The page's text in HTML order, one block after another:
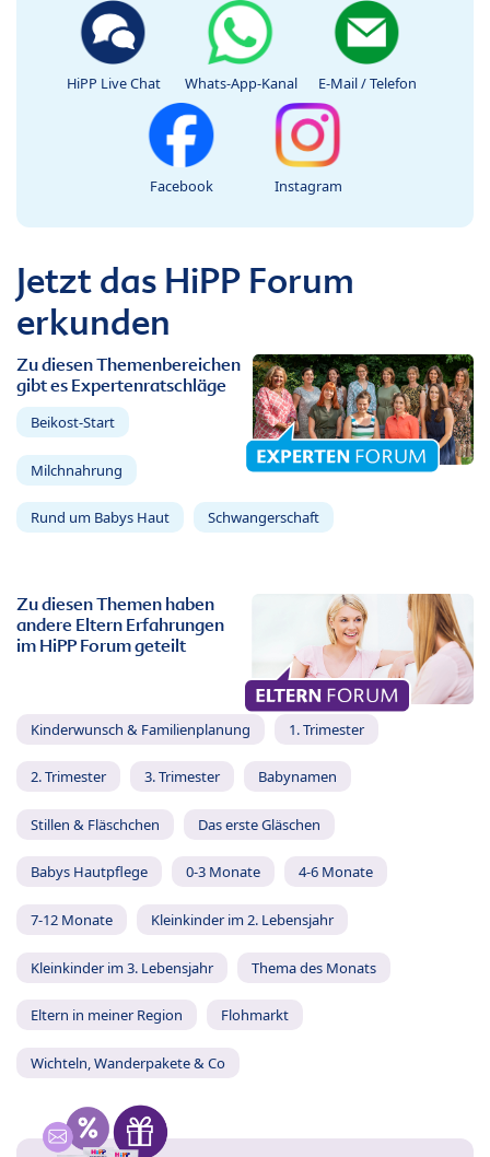
HiPP Live Chat Whats-App-Kanal E-Mail / Telefon
Facebook Instagram
Jetzt das HiPP Forum
erkunden
Zu diesen Themenbereichen
gibt es Expertenratschläge
Beikost-Start
Milchnahrung
Rund um Babys Haut Schwangerschaft
Zu diesen Themen haben
andere Eltern Erfahrungen
im HiPP Forum geteilt
Kinderwunsch & Familienplanung 1. Trimester
2. Trimester 3. Trimester Babynamen
Stillen & Fläschchen Das erste Gläschen
Babys Hautpflege 0-3 Monate 4-6 Monate
7-12 Monate Kleinkinder im 2. Lebensjahr
Kleinkinder im 3. Lebensjahr Thema des Monats
Eltern in meiner Region Flohmarkt
Wichteln, Wanderpakete & Co